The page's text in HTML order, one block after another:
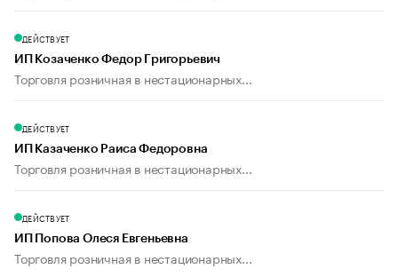
ДЕЙСТВУЕТ
ИП Козаченко Федор Григорьевич
Торговля розничная в нестационарных...
ДЕЙСТВУЕТ
ИП Казаченко Раиса Федоровна
Торговля розничная в нестационарных...
ДЕЙСТВУЕТ
ИП Попова Олеся Евгеньевна
Торговля розничная в нестационарных...